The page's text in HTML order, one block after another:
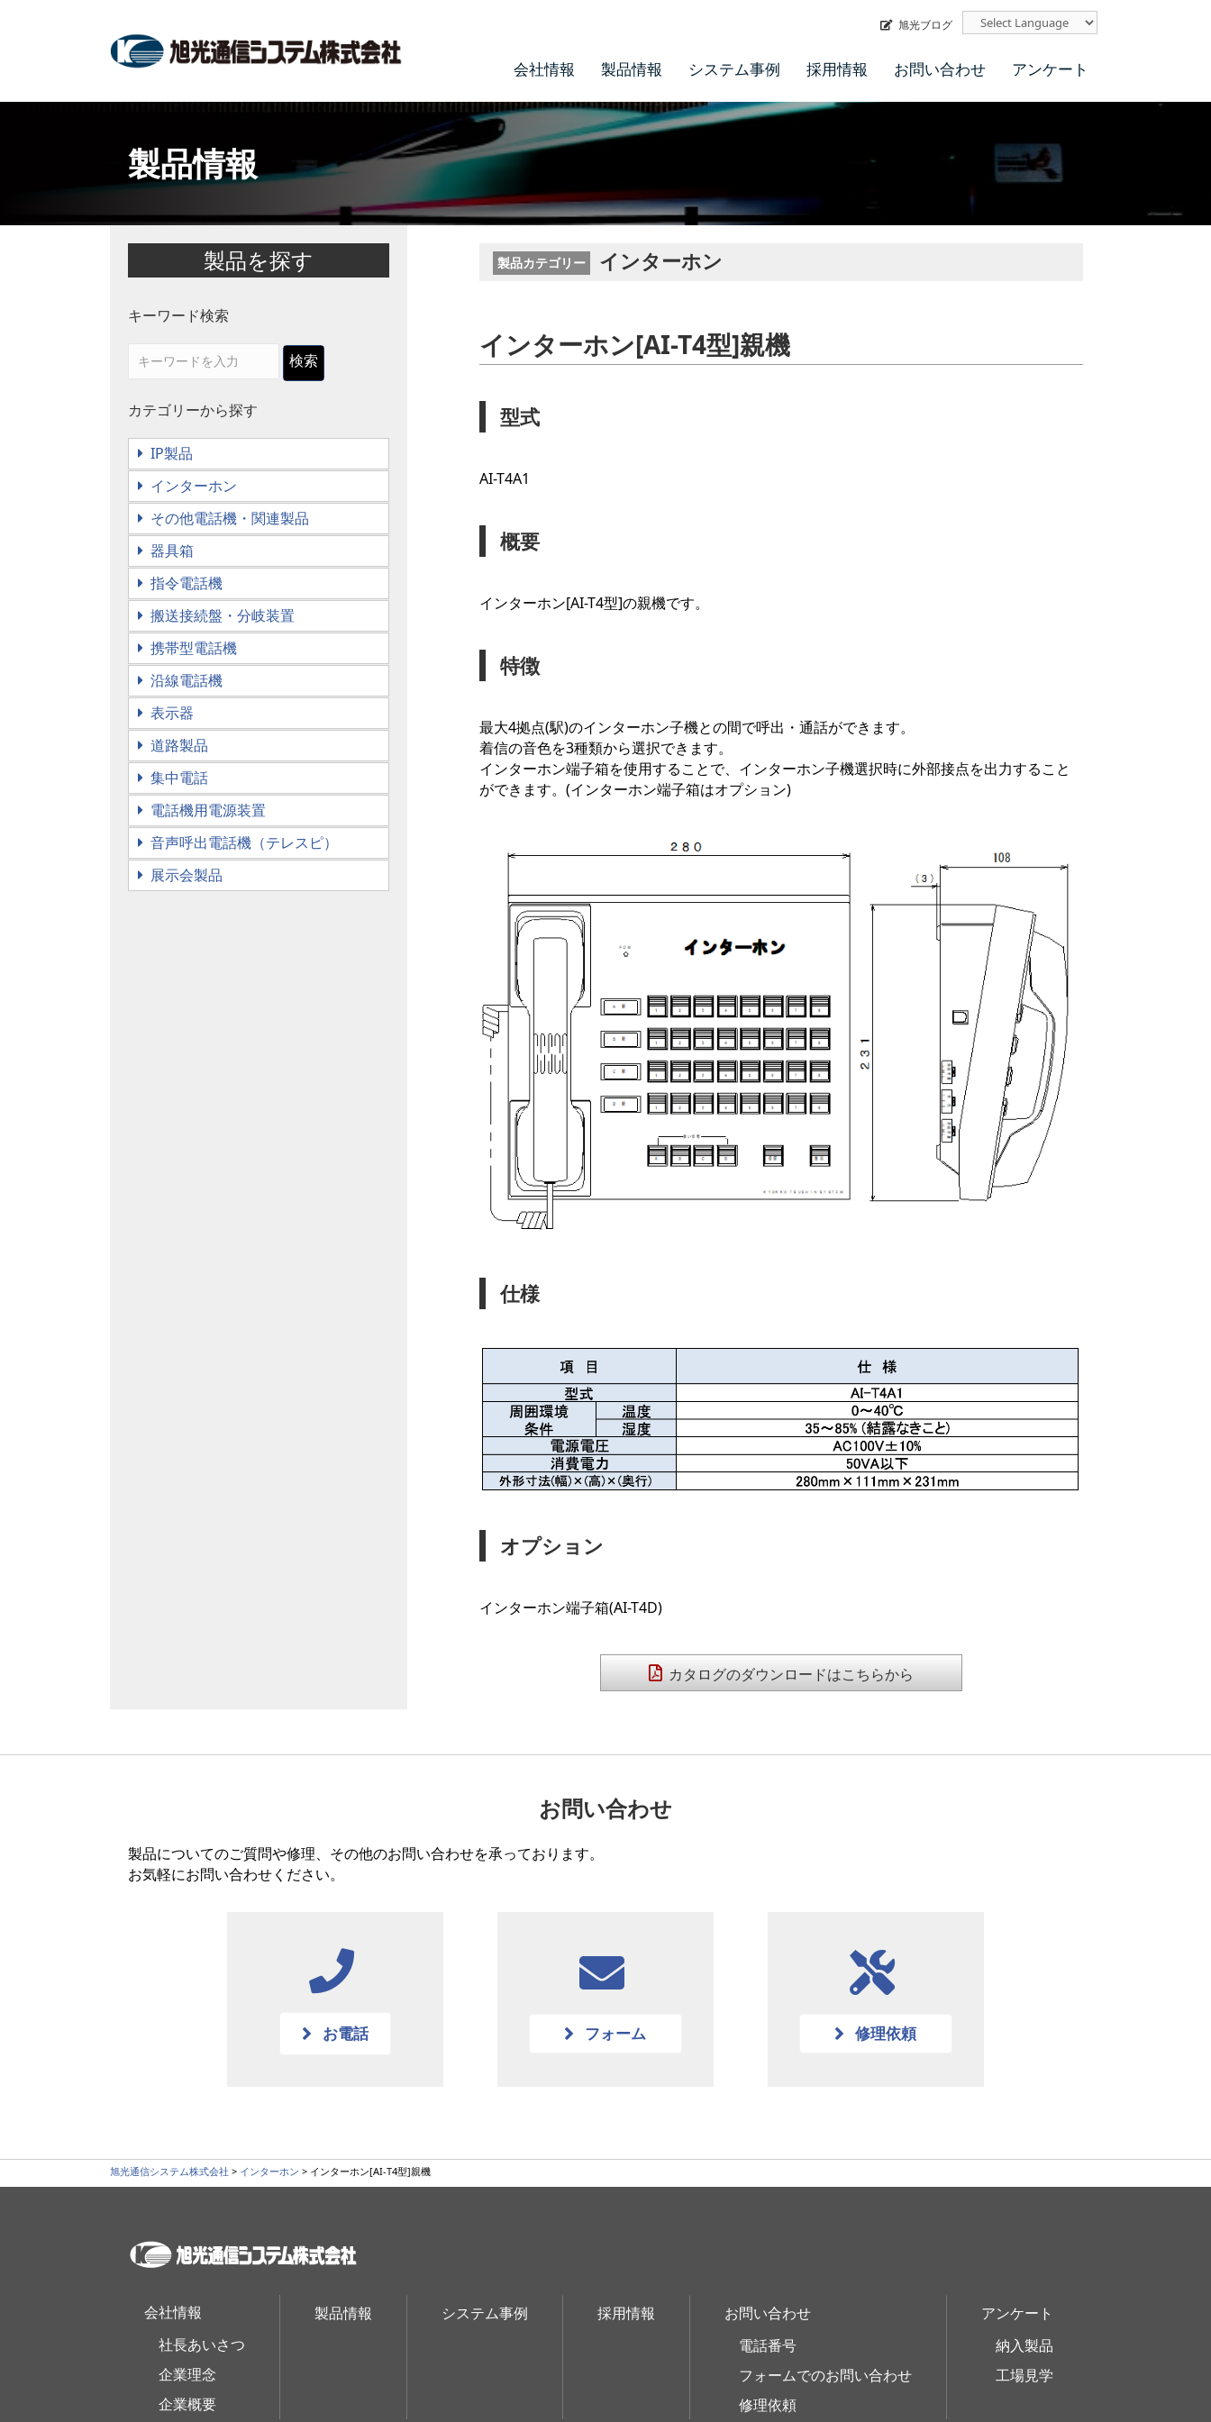
旭光ブログ
会社情報 製品情報 システム事例 採用情報 お問い合わせ アンケート
製品情報
製品を探す
キーワード検索
検索
カテゴリーから探す
IP製品
インターホン
その他電話機・関連製品
器具箱
指令電話機
搬送接続盤・分岐装置
携帯型電話機
沿線電話機
表示器
道路製品
集中電話
電話機用電源装置
音声呼出電話機（テレスピ）
展示会製品
製品カテゴリー インターホン
インターホン[AI-T4型]親機
型式
AI-T4A1
概要
インターホン[AI-T4型]の親機です。
特徴
最大4拠点(駅)のインターホン子機との間で呼出・通話ができます。
着信の音色を3種類から選択できます。
インターホン端子箱を使用することで、インターホン子機選択時に外部接点を出力すること
ができます。(インターホン端子箱はオプション)
仕様
オプション
インターホン端子箱(AI-T4D)
カタログのダウンロードはこちらから
お問い合わせ
製品についてのご質問や修理、その他のお問い合わせを承っております。
お気軽にお問い合わせください。
お電話 フォーム 修理依頼
旭光通信システム株式会社 > インターホン > インターホン[AI-T4型]親機
会社情報
社長あいさつ
企業理念
企業概要
製品情報 システム事例 採用情報
お問い合わせ
電話番号
フォームでのお問い合わせ
修理依頼
アンケート
納入製品
工場見学